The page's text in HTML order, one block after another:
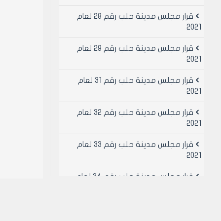
قرار مجلس مدينة حلب رقم 28 لعام
2021
قرار مجلس مدينة حلب رقم 29 لعام
2021
قرار مجلس مدينة حلب رقم 31 لعام
2021
قرار مجلس مدينة حلب رقم 32 لعام
2021
قرار مجلس مدينة حلب رقم 33 لعام
2021
قرار مجلس مدينة حلب رقم 34 لعام